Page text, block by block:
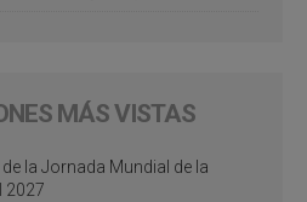
MÁS VISTAS
la Jornada Mundial de la
2027